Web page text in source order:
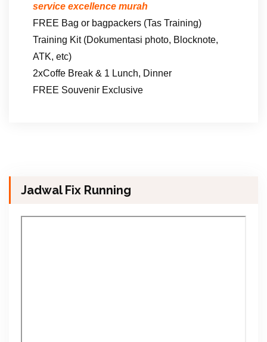
service excellence murah
FREE Bag or bagpackers (Tas Training)
Training Kit (Dokumentasi photo, Blocknote,
ATK, etc)
2xCoffe Break & 1 Lunch, Dinner
FREE Souvenir Exclusive
Jadwal Fix Running